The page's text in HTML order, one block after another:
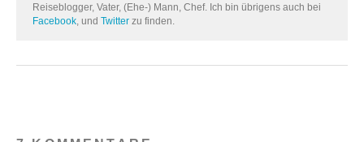
Reiseblogger, Vater, (Ehe-) Mann, Chef. Ich bin übrigens auch bei
Facebook, und Twitter zu finden.